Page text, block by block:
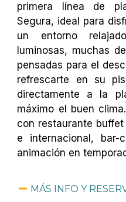
primera línea de
Segura, ideal para
un entorno
luminosas, muchas
pensadas para el
refrescarte en su
directamente a la
máximo el buen
con restaurante
e internacional, bar-
animación en
MÁS INFO Y